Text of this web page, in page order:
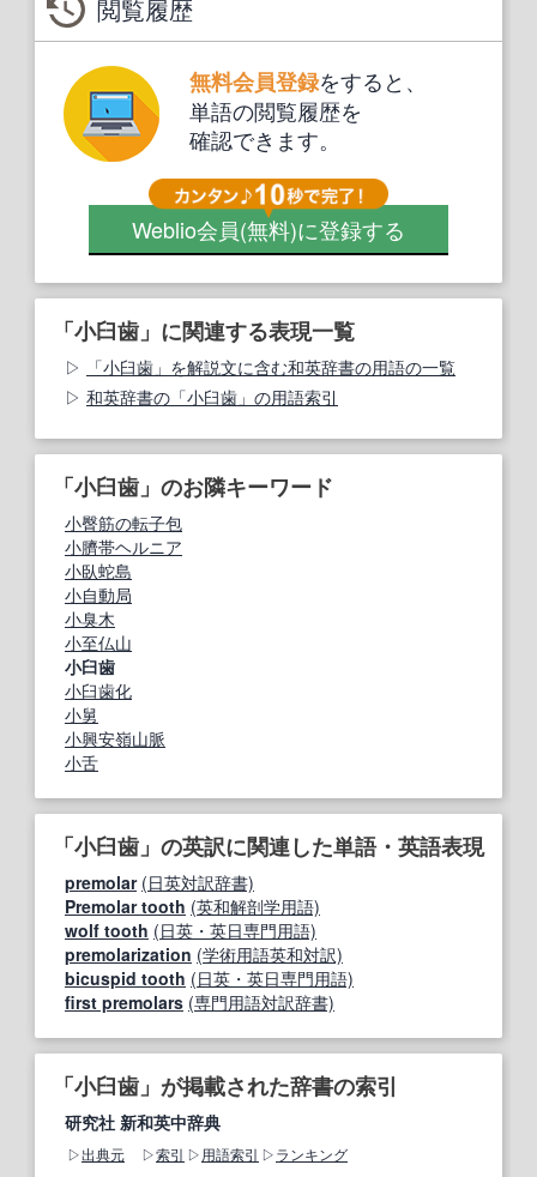
閲覧履歴
無料会員登録をすると、
単語の閲覧履歴を
確認できます。
Weblio会員(無料)に登録する
「小臼歯」に関連する表現一覧
「小臼歯」を解説文に含む和英辞書の用語の一覧
和英辞書の「小臼歯」の用語索引
「小臼歯」のお隣キーワード
小臀筋の転子包
小臍帯ヘルニア
小臥蛇島
小自動局
小臭木
小至仏山
小臼歯
小臼歯化
小舅
小興安嶺山脈
小舌
「小臼歯」の英訳に関連した単語・英語表現
premolar (日英対訳辞書)
Premolar tooth (英和解剖学用語)
wolf tooth (日英・英日専門用語)
premolarization (学術用語英和対訳)
bicuspid tooth (日英・英日専門用語)
first premolars (専門用語対訳辞書)
「小臼歯」が掲載された辞書の索引
研究社 新和英中辞典
出典元 索引 用語索引
ランキング